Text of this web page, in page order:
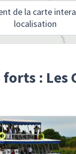
de la carte
localisation
: Les